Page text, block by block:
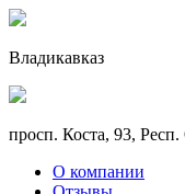
Владикавказ
просп. Коста, 93,
О компании